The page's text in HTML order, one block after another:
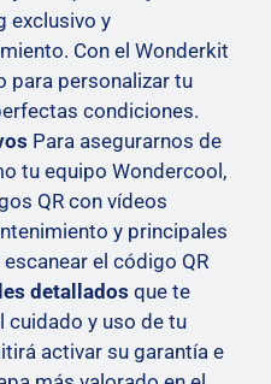
exclusivo y
Con el Wonderkit
para personalizar tu
condiciones.
Para asegurarnos de
tu equipo Wondercool,
QR con vídeos
y principales
el código QR
detallados que te
cuidado y uso de tu
activar su garantía e